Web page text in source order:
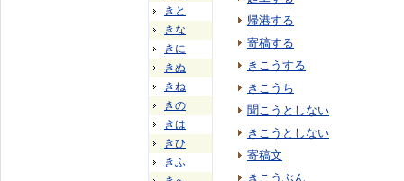
きと
きな
きに
きぬ
きね
きの
きは
きひ
きふ
帰港する
寄稿する
きこうする
きこうち
聞こうとしない
きこうとしない
寄稿文
きこうぶん